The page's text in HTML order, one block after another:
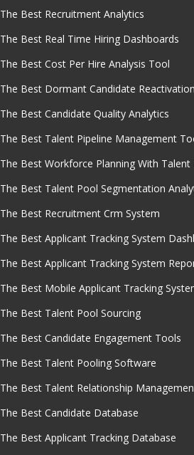
The Best Recruitment Analytics
The Best Real Time Hiring Dashboards
The Best Cost Per Hire Analysis Tool
The Best Dormant Candidate
The Best Candidate Quality Analytics
The Best Talent Pipeline Management
The Best Workforce Planning With Talent
The Best Talent Pool Segmentation
The Best Recruitment Crm System
The Best Applicant Tracking System
The Best Applicant Tracking System
The Best Mobile Applicant Tracking
The Best Talent Pool Sourcing
The Best Candidate Engagement Tools
The Best Talent Pooling Software
The Best Talent Relationship
The Best Candidate Database
The Best Applicant Tracking Database